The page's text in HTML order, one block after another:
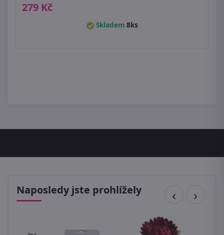
279 Kč
Skladem 8ks
Naposledy jste prohlížely